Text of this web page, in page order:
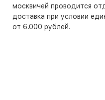
москвичей проводится
доставка при условии
от 6.000 рублей.